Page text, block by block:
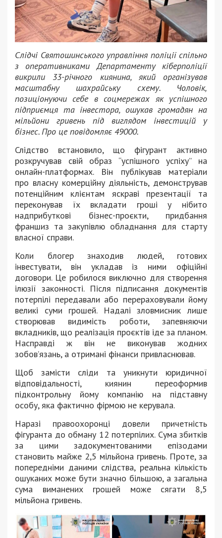
Слідчі Святошинського управління поліції спільно
з оперативниками Департаменту кіберполіції
викрили 33-річного киянина, який організував
масштабну шахрайську схему. Чоловік,
позиціонуючи себе в соцмережах як успішного
підприємця та інвестора, ошукав громадян на
мільйони гривень під виглядом інвестицій у
бізнес. Про це повідомляє 49000.
Слідство встановило, що фігурант активно
розкручував свій образ “успішного успіху” на
онлайн-платформах. Він публікував матеріали
про власну комерційну діяльність, демонстрував
потенційним клієнтам яскраві презентації та
переконував їх вкладати гроші у нібито
надприбуткові бізнес-проєкти, придбання
франшиз та закупівлю обладнання для старту
власної справи.
Коли блогер знаходив людей, готових
інвестувати, він укладав із ними офіційні
договори. Це робилося виключно для створення
ілюзії законності. Після підписання документів
потерпілі передавали або перераховували йому
великі суми грошей. Надалі зловмисник лише
створював видимість роботи, запевняючи
вкладників, що реалізація проєктів іде за планом.
Насправді ж він не виконував жодних
зобов’язань, а отримані фінанси привласнював.
Щоб замісти сліди та уникнути юридичної
відповідальності, киянин переоформив
підконтрольну йому компанію на підставну
особу, яка фактично фірмою не керувала.
Наразі правоохоронці довели причетність
фігуранта до обману 12 потерпілих. Сума збитків
за цими задокументованими епізодами
становить майже 2,5 мільйона гривень. Проте, за
попередніми даними слідства, реальна кількість
ошуканих може бути значно більшою, а загальна
сума виманених грошей може сягати 8,5
мільйона гривень.